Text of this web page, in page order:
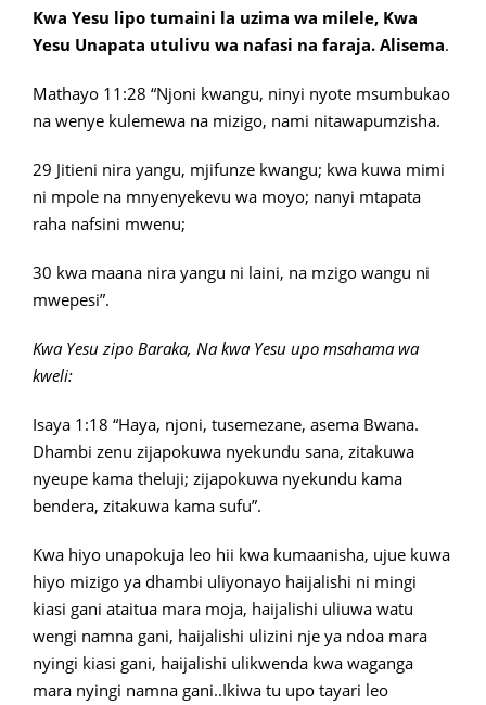
Kwa Yesu lipo tumaini la uzima wa milele, Kwa
Yesu Unapata utulivu wa nafasi na faraja. Alisema.
Mathayo 11:28 “Njoni kwangu, ninyi nyote msumbukao
na wenye kulemewa na mizigo, nami nitawapumzisha.
29 Jitieni nira yangu, mjifunze kwangu; kwa kuwa mimi
ni mpole na mnyenyekevu wa moyo; nanyi mtapata
raha nafsini mwenu;
30 kwa maana nira yangu ni laini, na mzigo wangu ni
mwepesi”.
Kwa Yesu zipo Baraka, Na kwa Yesu upo msahama wa
kweli:
Isaya 1:18 “Haya, njoni, tusemezane, asema Bwana.
Dhambi zenu zijapokuwa nyekundu sana, zitakuwa
nyeupe kama theluji; zijapokuwa nyekundu kama
bendera, zitakuwa kama sufu”.
Kwa hiyo unapokuja leo hii kwa kumaanisha, ujue kuwa
hiyo mizigo ya dhambi uliyonayo haijalishi ni mingi
kiasi gani ataitua mara moja, haijalishi uliuwa watu
wengi namna gani, haijalishi ulizini nje ya ndoa mara
nyingi kiasi gani, haijalishi ulikwenda kwa waganga
mara nyingi namna gani..Ikiwa tu upo tayari leo